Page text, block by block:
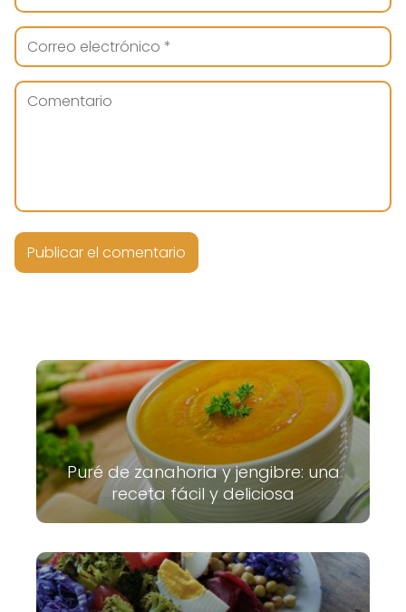
Puré de zanahoria y jengibre: una
receta fácil y deliciosa